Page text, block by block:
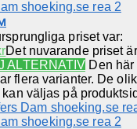
priset var:
Det nuvarande priset
ALTERNATIV Den här
flera varianter. De
väljas på